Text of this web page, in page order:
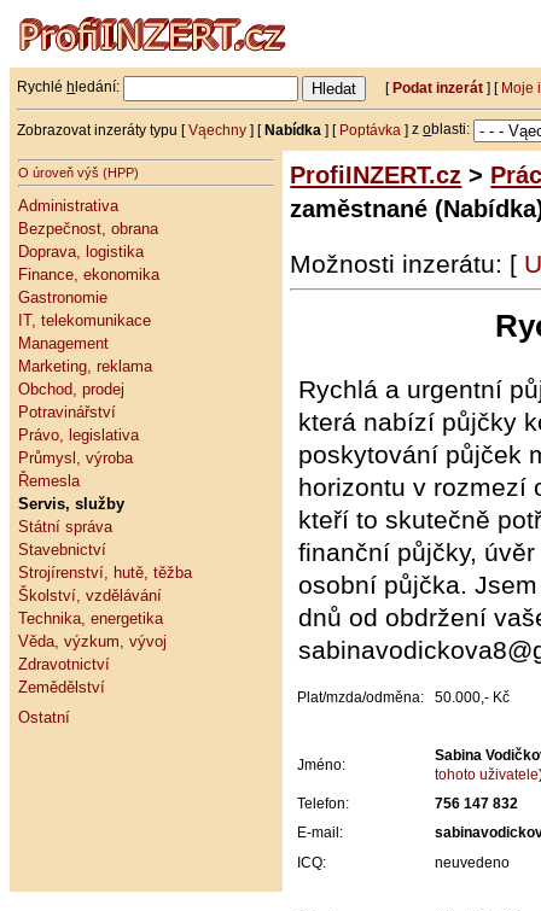
Rychlé h ledání: [Podat inzerát ] [ Moje
Zobrazovat inzeráty typu [Vąechny ] [Nabídka ] [ Poptávka ]zoblasti:
O úroveň výš (HPP)
Administrativa
Bezpečnost, obrana
Doprava, logistika
Finance, ekonomika
Gastronomie
IT, telekomunikace
Management
Marketing, reklama
Obchod, prodej
Potravinářství
Právo, legislativa
Průmysl, výroba
Řemesla
Servis, služby
Státní správa
Stavebnictví
Strojírenství, hutě, těžba
Školství, vzdělávání
Technika, energetika
Věda, výzkum, vývoj
Zdravotnictví
Zemědělství
Ostatní
ProfiINZERT.cz >
zaměstnané
Možnosti inzerátu: [
Rychlá a urgentní
která nabízí půjčky
poskytování půjček
horizontu v rozmezí
kteří to skutečně
finanční půjčky,
osobní půjčka.
dnů od obdržení
Plat/mzda/odměna: 50.000,- Kč
Jméno:
Sabina
tohoto uživatele
Telefon:
756 147 832
E-mail:
ICQ:
neuvedeno